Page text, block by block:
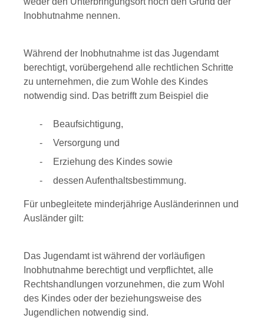
Inobhutnahme nennen.
Während der Inobhutnahme ist das Jugendamt
berechtigt, vorübergehend alle rechtlichen Schritte
zu unternehmen, die zum Wohle des Kindes
notwendig sind. Das betrifft zum Beispiel die
Beaufsichtigung,
Versorgung und
Erziehung des Kindes sowie
dessen Aufenthaltsbestimmung.
Für unbegleitete minderjährige Ausländerinnen und
Ausländer gilt:
Das Jugendamt ist während der vorläufigen
Inobhutnahme berechtigt und verpflichtet, alle
Rechtshandlungen vorzunehmen, die zum Wohl
des Kindes oder der beziehungsweise des
Jugendlichen notwendig sind.